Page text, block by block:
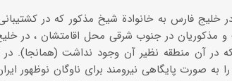
خلیج فارس به خانوادة شیخ مذکور که در
مذکوریان در جنوب شرقی محل اقامتشان ، در
را به صورت پایگاهی نیرومند برای ناوگان نوظهور